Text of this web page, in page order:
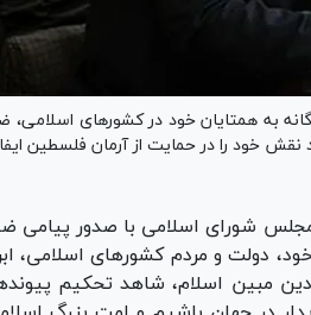
به همتایان خود در کشور‌های اسلامی،
خود را در حمایت از آرمان فلسطین ایفا
شورای اسلامی با صدور پیامی
دولت و مردم کشور‌های اسلامی،
دین مبین اسلام، شاهد تحکیم